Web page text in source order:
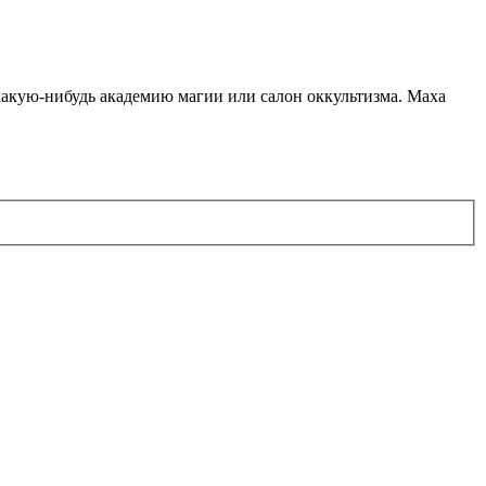
нибудь академию магии или салон оккультизма. Маха